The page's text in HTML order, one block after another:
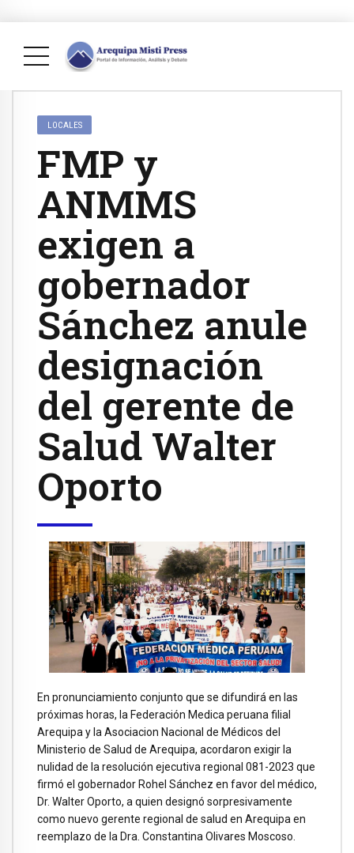
LOCALES
FMP y
ANMMS
exigen a
gobernador
Sánchez anule
designación
del gerente de
Salud Walter
Oporto
En pronunciamiento conjunto que se difundirá en las
próximas horas, la Federación Medica peruana filial
Arequipa y la Asociacion Nacional de Médicos del
Ministerio de Salud de Arequipa, acordaron exigir la
nulidad de la resolución ejecutiva regional 081-2023 que
firmó el gobernador Rohel Sánchez en favor del médico,
Dr. Walter Oporto, a quien designó sorpresivamente
como nuevo gerente regional de salud en Arequipa en
reemplazo de la Dra. Constantina Olivares Moscoso.